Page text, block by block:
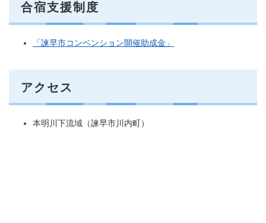
合宿支援制度
「諫早市コンベンション開催助成金」
アクセス
本明川下流域（諫早市川内町）